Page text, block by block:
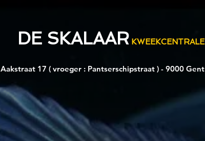
DE SKALAAR KWEEKCENTRALE
Aakstraat 17 ( vroeger : Pantserschipstraat ) - 9000 Gent